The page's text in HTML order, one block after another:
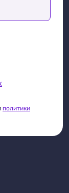
политики